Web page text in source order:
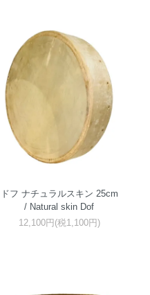
ドフ ナチュラルスキン 25cm
/ Natural skin Dof
12,100円(税1,100円)